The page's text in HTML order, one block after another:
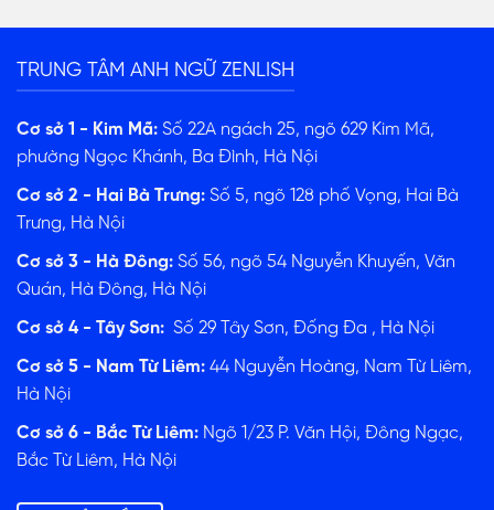
TRUNG TÂM ANH NGỮ ZENLISH
Cơ sở 1 - Kim Mã: Số 22A ngách 25, ngõ 629 Kim Mã,
phường Ngọc Khánh, Ba Đình, Hà Nội
Cơ sở 2 - Hai Bà Trưng: Số 5, ngõ 128 phố Vọng, Hai Bà
Trưng, Hà Nội
Cơ sở 3 - Hà Đông: Số 56, ngõ 54 Nguyễn Khuyến, Văn
Quán, Hà Đông, Hà Nội
Cơ sở 4 - Tây Sơn: Số 29 Tây Sơn, Đống Đa , Hà Nội
Cơ sở 5 - Nam Từ Liêm: 44 Nguyễn Hoàng, Nam Từ Liêm,
Hà Nội
Cơ sở 6 - Bắc Từ Liêm: Ngõ 1/23 P. Văn Hội, Đông Ngạc,
Bắc Từ Liêm, Hà Nội